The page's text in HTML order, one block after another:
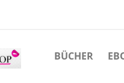
BÜCHER